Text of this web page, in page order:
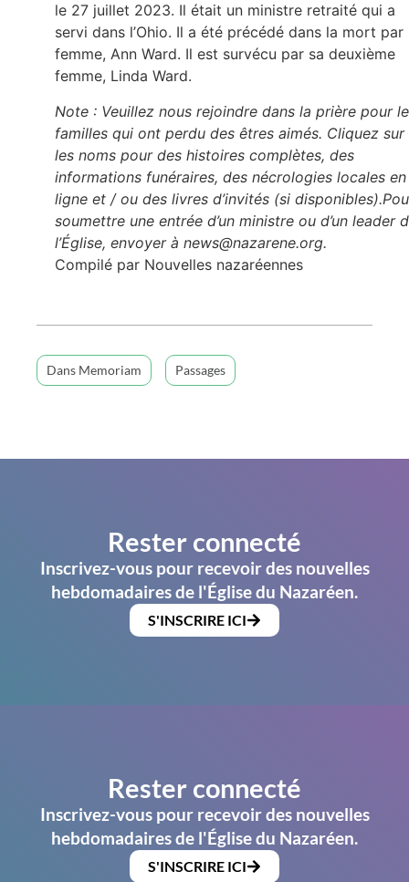
le 27 juillet 2023. Il était un ministre retraité qui a
servi dans l’Ohio. Il a été précédé dans la mort par
femme, Ann Ward. Il est survécu par sa deuxième
femme, Linda Ward.
Note : Veuillez nous rejoindre dans la prière pour
familles qui ont perdu des êtres aimés. Cliquez sur
les noms pour des histoires complètes, des
informations funéraires, des nécrologies locales en
ligne et / ou des livres d’invités (si
soumettre une entrée d’un ministre ou d’un leader
l’Église, envoyer à news@nazarene.org.
Compilé par Nouvelles nazaréennes
Dans Memoriam Passages
Rester connecté
Inscrivez-vous pour recevoir des nouvelles
hebdomadaires de l'Église du Nazaréen.
S'INSCRIRE ICI
Rester connecté
Inscrivez-vous pour recevoir des nouvelles
hebdomadaires de l'Église du Nazaréen.
S'INSCRIRE ICI